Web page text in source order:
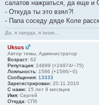
салатов нажраться, да еще и
- Откуда ты это взял?!
- Папа соседу дяде Коле
Да, я зануда, я знаю...
Uksus
Автор темы, Администратор
Возраст: 62
Репутация: 24899 (+24974/−75)
Лояльность: 1586 (+1586/−0)
Сообщения: 13333
Зарегистрирован: 20.11.2010
С нами: 15 лет 8 месяцев
Имя: Сергей
Откуда: СПб